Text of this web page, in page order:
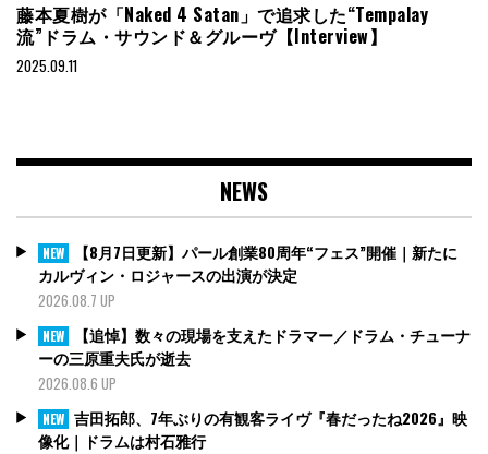
藤本夏樹が「Naked 4 Satan」で追求した“Tempalay
流”ドラム・サウンド＆グルーヴ【Interview】
2025.09.11
NEWS
NEW
【8月7日更新】パール創業80周年“フェス”開催｜新たに
カルヴィン・ロジャースの出演が決定
2026.08.7 UP
NEW
【追悼】数々の現場を支えたドラマー／ドラム・チューナ
ーの三原重夫氏が逝去
2026.08.6 UP
NEW 吉田拓郎、7年ぶりの有観客ライヴ『春だったね2026』映
像化｜ドラムは村石雅行